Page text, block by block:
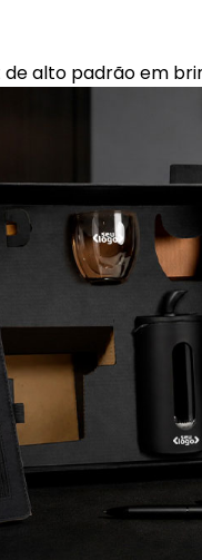
alto padrão em